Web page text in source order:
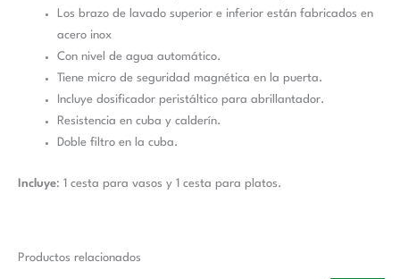
Los brazo de lavado superior e inferior están fabricados en
acero inox
Con nivel de agua automático.
Tiene micro de seguridad magnética en la puerta.
Incluye dosificador peristáltico para abrillantador.
Resistencia en cuba y calderín.
Doble filtro en la cuba.
Incluye: 1 cesta para vasos y 1 cesta para platos.
Productos relacionados